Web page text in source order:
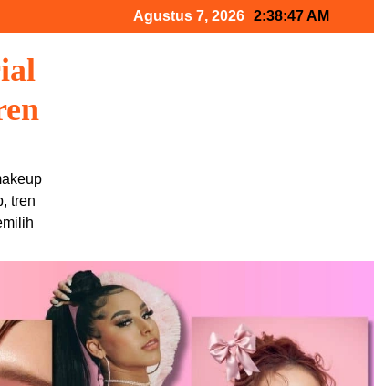
Agustus 7, 2026 2:38:48 AM
tren